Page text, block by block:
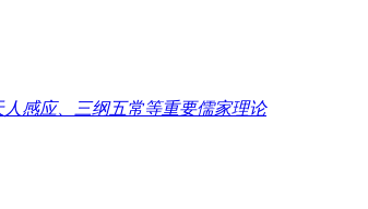
感应、三纲五常等重要儒家理论